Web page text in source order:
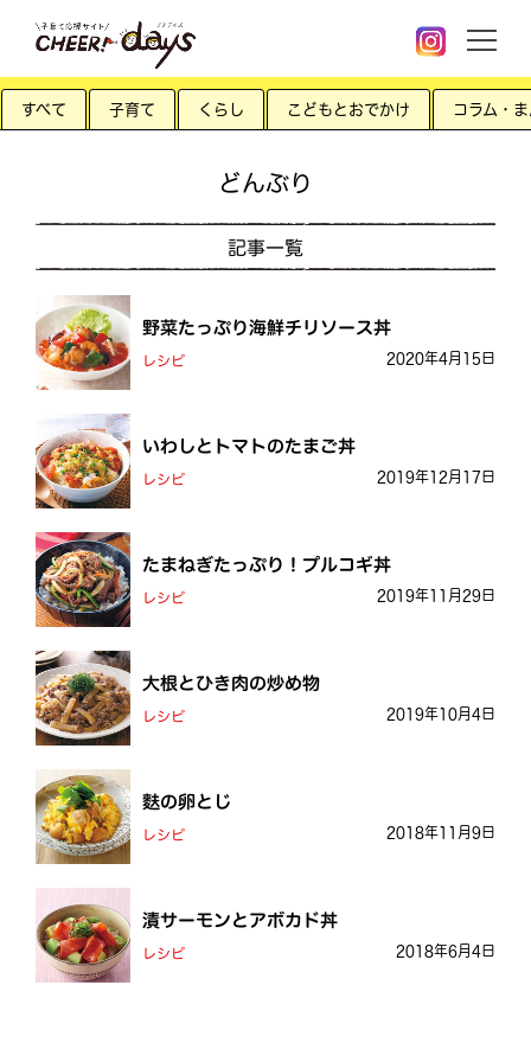
すべて 子育て くらし こどもとおでかけ コラム・
どんぶり
記事一覧
野菜たっぷり海鮮チリソース丼
レシピ 2020年4月15日
いわしとトマトのたまご丼
レシピ 2019年12月17日
たまねぎたっぷり！プルコギ丼
レシピ 2019年11月29日
大根とひき肉の炒め物
レシピ 2019年10月4日
麩の卵とじ
レシピ 2018年11月9日
漬サーモンとアボカド丼
レシピ 2018年6月4日